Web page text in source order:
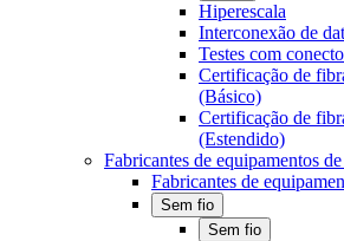
Hiperescala
Interconexão de
Testes com
Certificação de
(Básico)
Certificação de
(Estendido)
Fabricantes de equipamentos
Fabricantes de
Sem fio
Sem fio